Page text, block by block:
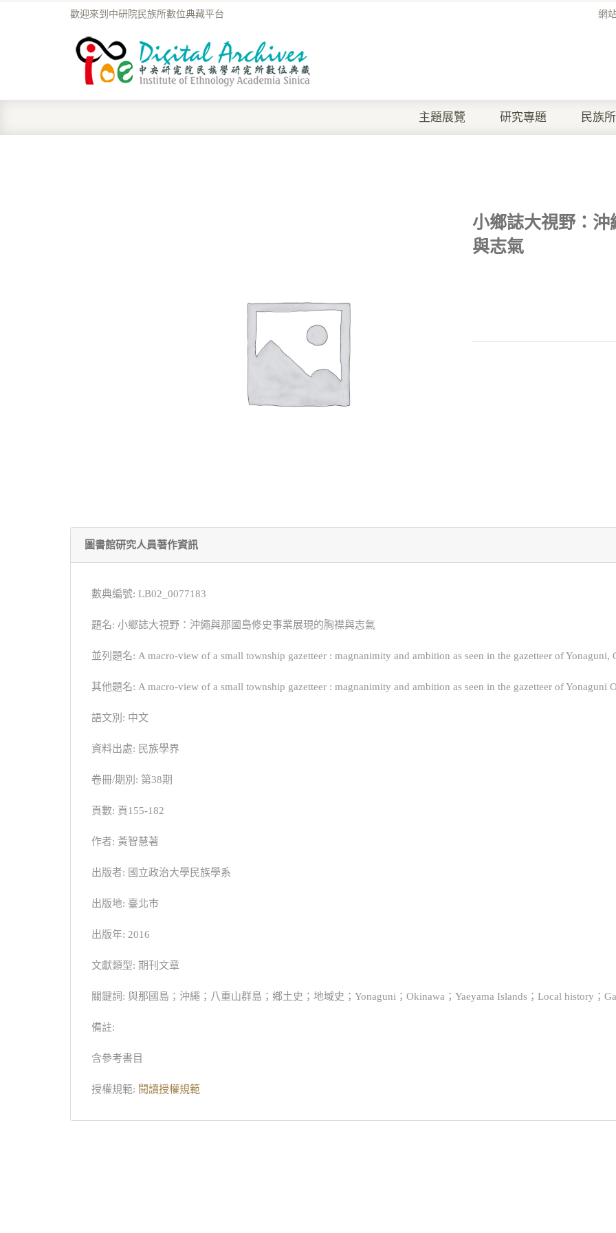
網
歡迎來到中研院民族所數位典藏平台
主題展覽 研究專題 民族
小鄉誌大視野：
與志氣
圖書館研究人員著作資訊
數典編號: LB02_0077183
題名: 小鄉誌大視野：沖繩與那國島修史事業展現的胸襟與志氣
並列題名: A macro-view of a small township gazetteer : magnanimity and ambition as seen in the gazetteer of Yonaguni,
其他題名: A macro-view of a small township gazetteer : magnanimity and ambition as seen in the gazetteer of Yonaguni
語文別: 中文
資料出處: 民族學界
卷冊/期別: 第38期
頁數: 頁155-182
作者: 黃智慧著
出版者: 國立政治大學民族學系
出版地: 臺北市
出版年: 2016
文獻類型: 期刊文章
關鍵詞: 與那國島；沖繩；八重山群島；鄉土史；地域史；Yonaguni；Okinawa；Yaeyama Islands；Local history；
備註:
含參考書目
授權規範: 閱讀授權規範